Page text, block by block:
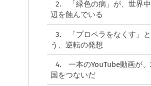
2.
「緑色の病」が、世界
辺を蝕んでいる
3.
「プロペラをなくす」
う、逆転の発想
4.
一本のYouTube動画が、
国をつないだ